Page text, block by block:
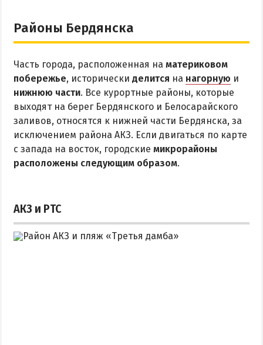
Отдых с бассейном
Отдых на первой линии
Отдых на набережной
Квартиры посуточно
Районы Бердянска
Часть города, расположенная на материковом
побережье, исторически делится на нагорную и
нижнюю части. Все курортные районы, которые
выходят на берег Бердянского и Белосарайского
заливов, относятся к нижней части Бердянска, за
исключением района АКЗ. Если двигаться по карте
с запада на восток, городские микрорайоны
расположены следующим образом.
АКЗ и РТС